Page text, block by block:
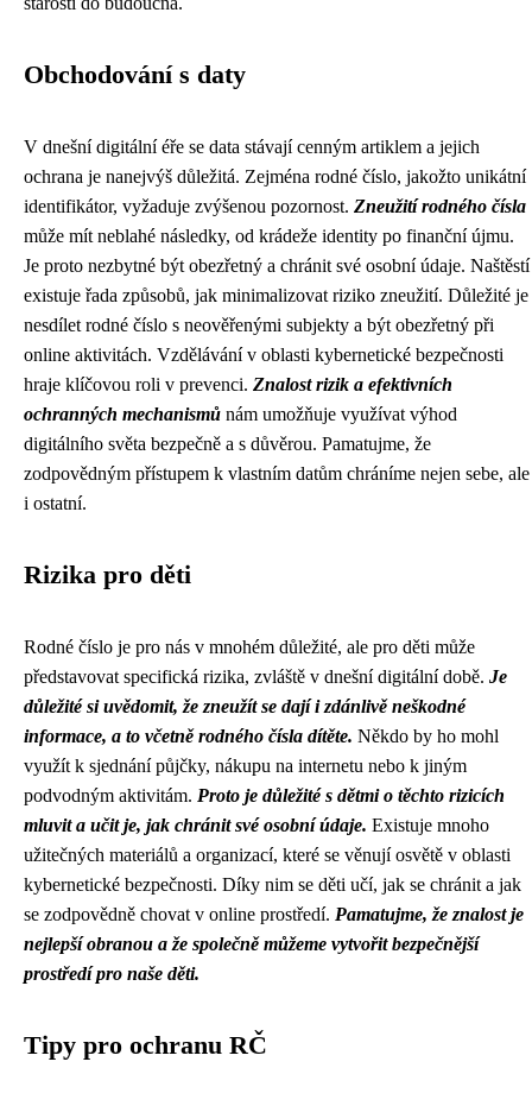
Obchodování s daty
V dnešní digitální éře se data stávají cenným artiklem a jejich
ochrana je nanejvýš důležitá. Zejména rodné číslo, jakožto unikátní
identifikátor, vyžaduje zvýšenou pozornost. Zneužití rodného čísla
může mít neblahé následky, od krádeže identity po finanční újmu.
Je proto nezbytné být obezřetný a chránit své osobní údaje. Naštěstí
existuje řada způsobů, jak minimalizovat riziko zneužití. Důležité je
nesdílet rodné číslo s neověřenými subjekty a být obezřetný při
online aktivitách. Vzdělávání v oblasti kybernetické bezpečnosti
hraje klíčovou roli v prevenci. Znalost rizik a efektivních
ochranných mechanismů nám umožňuje využívat výhod
digitálního světa bezpečně a s důvěrou. Pamatujme, že
zodpovědným přístupem k vlastním datům chráníme nejen sebe, ale
i ostatní.
Rizika pro děti
Rodné číslo je pro nás v mnohém důležité, ale pro děti může
představovat specifická rizika, zvláště v dnešní digitální době. Je
důležité si uvědomit, že zneužít se dají i zdánlivě neškodné
informace, a to včetně rodného čísla dítěte. Někdo by ho mohl
využít k sjednání půjčky, nákupu na internetu nebo k jiným
podvodným aktivitám. Proto je důležité s dětmi o těchto rizicích
mluvit a učit je, jak chránit své osobní údaje. Existuje mnoho
užitečných materiálů a organizací, které se věnují osvětě v oblasti
kybernetické bezpečnosti. Díky nim se děti učí, jak se chránit a jak
se zodpovědně chovat v online prostředí. Pamatujme, že znalost je
nejlepší obranou a že společně můžeme vytvořit bezpečnější
prostředí pro naše děti.
Tipy pro ochranu RČ